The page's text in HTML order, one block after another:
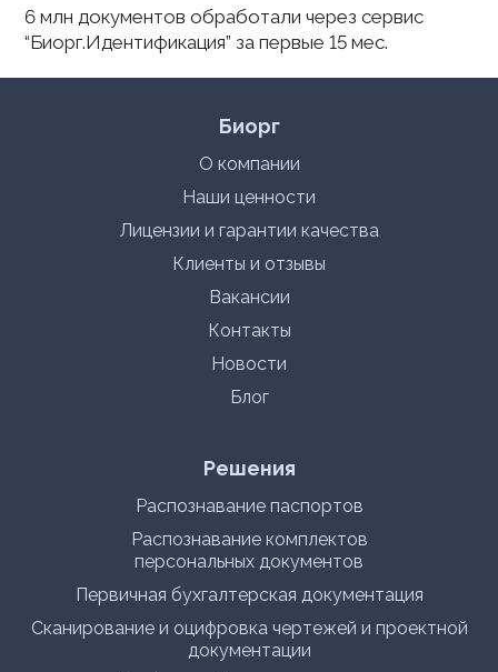
6 млн документов обработали через сервис
“Биорг.Идентификация” за первые 15 мес.
Биорг
О компании
Наши ценности
Лицензии и гарантии качества
Клиенты и отзывы
Вакансии
Контакты
Новости
Блог
Решения
Распознавание паспортов
Распознавание комплектов
персональных документов
Первичная бухгалтерская документация
Сканирование и оцифровка чертежей и проектной
документации